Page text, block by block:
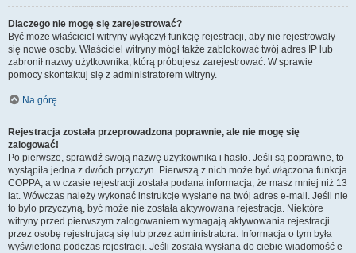
Dlaczego nie mogę się zarejestrować?
Być może właściciel witryny wyłączył funkcję rejestracji, aby nie rejestrowały
się nowe osoby. Właściciel witryny mógł także zablokować twój adres IP lub
zabronił nazwy użytkownika, którą próbujesz zarejestrować. W sprawie
pomocy skontaktuj się z administratorem witryny.
Na górę
Rejestracja została przeprowadzona poprawnie, ale nie mogę się
zalogować!
Po pierwsze, sprawdź swoją nazwę użytkownika i hasło. Jeśli są poprawne, to
wystąpiła jedna z dwóch przyczyn. Pierwszą z nich może być włączona funkcja
COPPA, a w czasie rejestracji została podana informacja, że masz mniej niż 13
lat. Wówczas należy wykonać instrukcje wysłane na twój adres e-mail. Jeśli nie
to było przyczyną, być może nie została aktywowana rejestracja. Niektóre
witryny przed pierwszym zalogowaniem wymagają aktywowania rejestracji
przez osobę rejestrującą się lub przez administratora. Informacja o tym była
wyświetlona podczas rejestracji. Jeśli została wysłana do ciebie wiadomość e-